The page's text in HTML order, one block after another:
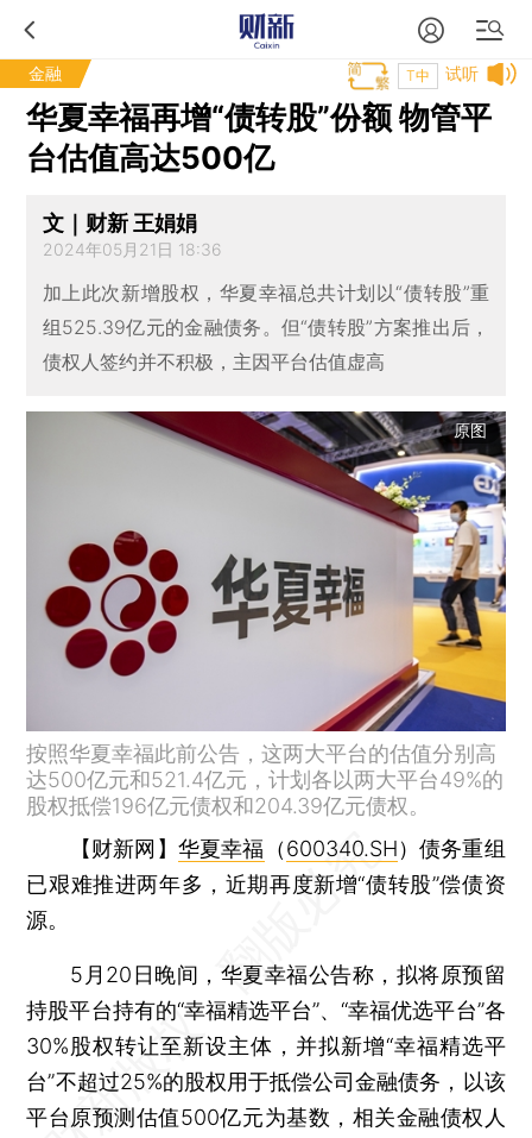
金融 试听
T中
华夏幸福再增“债转股”份额 物管平
台估值高达500亿
文｜财新 王娟娟
2024年05月21日 18:36
加上此次新增股权，华夏幸福总共计划以“债转股”重
组525.39亿元的金融债务。但“债转股”方案推出后，
债权人签约并不积极，主因平台估值虚高
原图
按照华夏幸福此前公告，这两大平台的估值分别高
达500亿元和521.4亿元，计划各以两大平台49%的
股权抵偿196亿元债权和204.39亿元债权。
【财新网】 华夏幸福 （600340.SH）债务重组
已艰难推进两年多，近期再度新增“债转股”偿债资
源。
5月20日晚间，华夏幸福公告称，拟将原预留
持股平台持有的“幸福精选平台”、“幸福优选平台”各
30%股权转让至新设主体，并拟新增“幸福精选平
台”不超过25%的股权用于抵偿公司金融债务，以该
平台原预测估值500亿元为基数，相关金融债权人